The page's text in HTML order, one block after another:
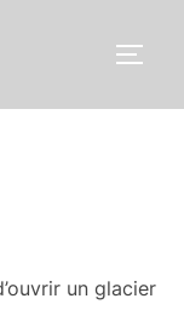
un glacier